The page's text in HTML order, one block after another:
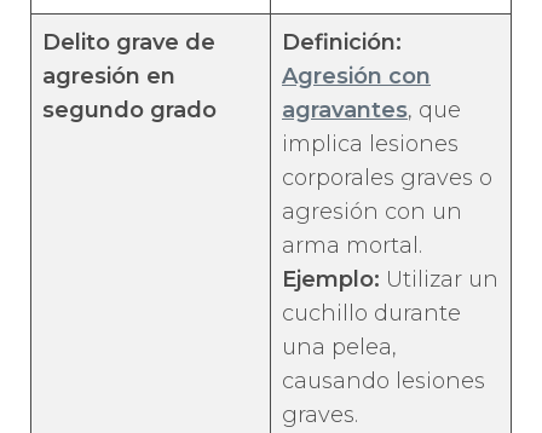
Delito grave de
agresión en
segundo grado
Definición:
Agresión con
agravantes, que
implica lesiones
corporales graves o
agresión con un
arma mortal.
Ejemplo: Utilizar un
cuchillo durante
una pelea,
causando lesiones
graves.